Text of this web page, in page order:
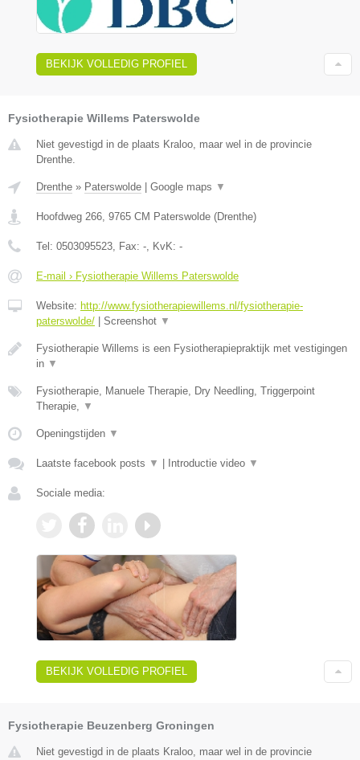
BEKIJK VOLLEDIG PROFIEL
Fysiotherapie Willems Paterswolde
Niet gevestigd in de plaats Kraloo, maar wel in de provincie
Drenthe.
Drenthe » Paterswolde Google maps ▼
Hoofdweg 266, 9765 CM Paterswolde (Drenthe)
Tel: 0503095523, Fax: -, KvK: -
E-mail › Fysiotherapie Willems Paterswolde
Website: http://www.fysiotherapiewillems.nl/fysiotherapie-
paterswolde/
Screenshot ▼
Fysiotherapie Willems is een Fysiotherapiepraktijk met vestigingen
in ▼
Fysiotherapie, Manuele Therapie, Dry Needling, Triggerpoint
Therapie, ▼
Openingstijden ▼
Laatste facebook posts ▼ Introductie video ▼
Sociale media:
BEKIJK VOLLEDIG PROFIEL
Fysiotherapie Beuzenberg Groningen
Niet gevestigd in de plaats Kraloo, maar wel in de provincie